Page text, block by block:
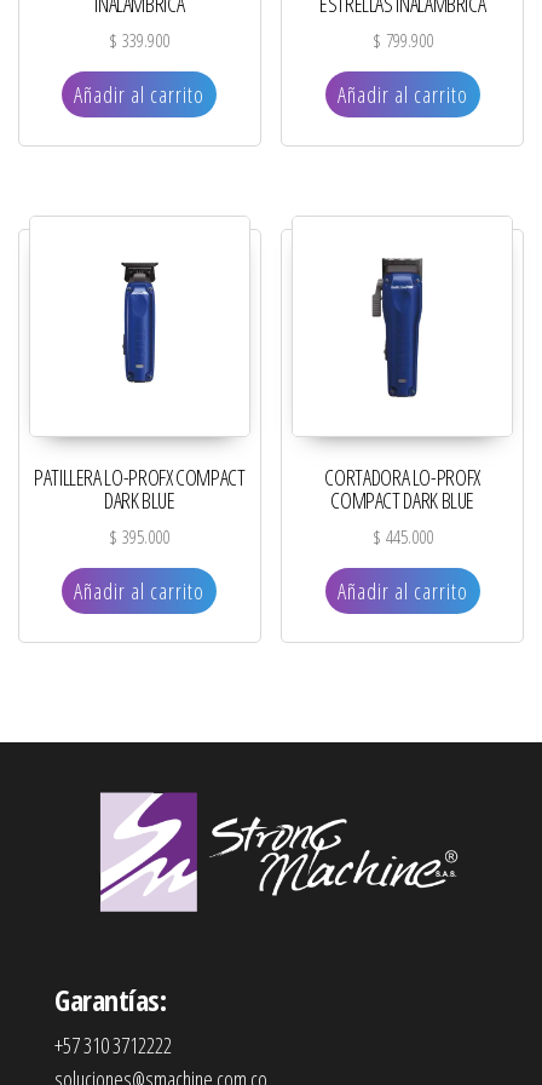
$ 339.900
Añadir al carrito
$ 799.900
Añadir al carrito
PATILLERA LO-PROFX COMPACT
DARK BLUE
$ 395.000
Añadir al carrito
CORTADORA LO-PROFX
COMPACT DARK BLUE
$ 445.000
Añadir al carrito
Garantías:
+57 310 3712222
soluciones@smachine.com.co